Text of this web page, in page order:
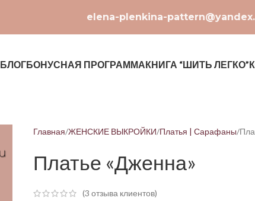
elena-plenkina-
БЛОГБОНУСНАЯ ПРОГРАММАКНИГА “ШИТЬ ЛЕГКО”
Главная ЖЕНСКИЕ ВЫКРОЙКИ Платья | Сарафаны
Платье «Дженна»
(3 отзыва клиентов)